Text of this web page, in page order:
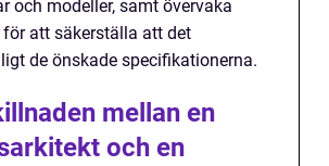
och modeller, samt övervaka
för att säkerställa att det
de önskade specifikationerna.
mellan en
och en